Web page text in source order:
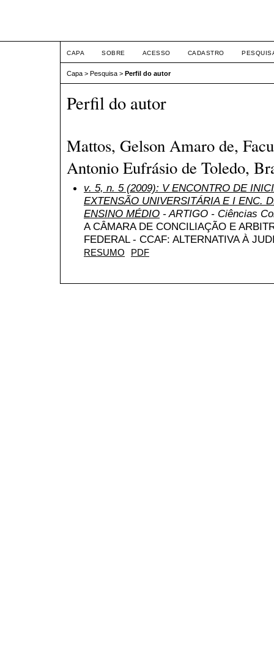
CAPA SOBRE ACESSO CADASTRO
Capa > Pesquisa > Perfil do autor
Perfil do autor
Mattos, Gelson Amaro de,
Antonio Eufrásio de Toledo,
v. 5, n. 5 (2009): V ENCONTRO DE
EXTENSÃO UNIVERSITÁRIA E I ENC.
ENSINO MÉDIO - ARTIGO - Ciências
A CÂMARA DE CONCILIAÇÃO E
FEDERAL - CCAF: ALTERNATIVA À
RESUMO PDF